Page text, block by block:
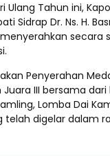
Tahun ini,
Sidrap Dr. Ns. H.
secara
Penyerahan
III bersama
Lomba Dai
digelar dalam